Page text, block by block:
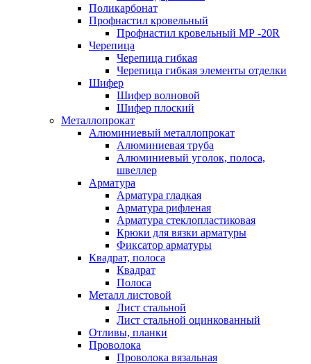
Поликарбонат
Профнастил кровельный
Профнастил кровельный МР -20R
Черепица
Черепица гибкая
Черепица гибкая элементы отделки
Шифер
Шифер волновой
Шифер плоский
Металлопрокат
Алюминиевый металлопрокат
Алюминиевая труба
Алюминиевый уголок, полоса,
швеллер
Арматура
Арматура гладкая
Арматура рифленая
Арматура стеклопластиковая
Крюки для вязки арматуры
Фиксатор арматуры
Квадрат, полоса
Квадрат
Полоса
Металл листовой
Лист стальной
Лист стальной оцинкованный
Отливы, планки
Проволока
Проволока вязальная